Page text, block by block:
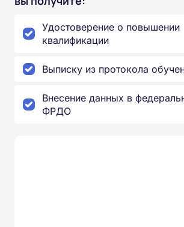
Удостоверение о повышении
квалификации
Выписку из протокола
Внесение данных в
ФРДО